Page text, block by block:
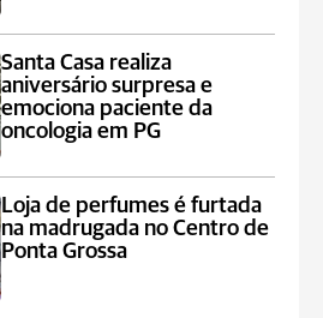
Santa Casa realiza
aniversário surpresa e
emociona paciente da
oncologia em PG
Loja de perfumes é furtada
na madrugada no Centro de
Ponta Grossa